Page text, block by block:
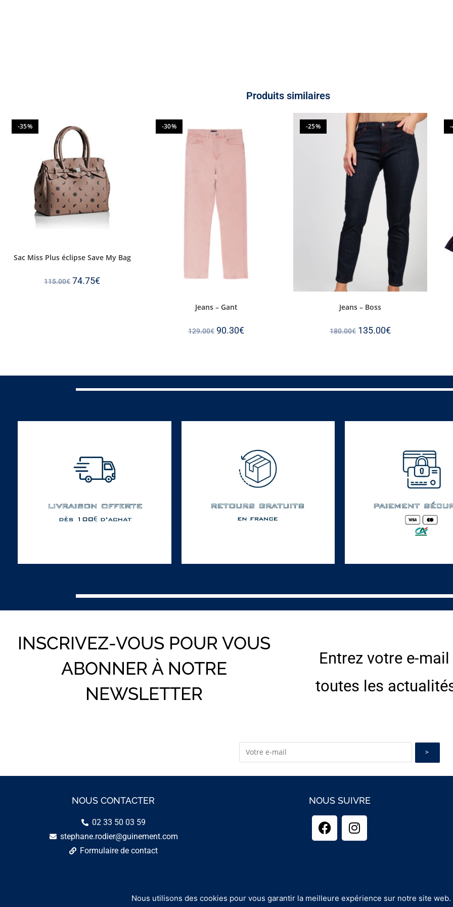
Produits similaires
-35%
Sac Miss Plus éclipse Save My Bag
115.00€ 74.75€
-30%
Jeans – Gant
129.00€ 90.30€
-25%
Jeans – Boss
180.00€ 135.00€
INSCRIVEZ-VOUS POUR VOUS
ABONNER À NOTRE
NEWSLETTER
Entrez votre e-
toutes les
NOUS CONTACTER
02 33 50 03 59
stephane.rodier@guinement.com
Formulaire de contact
NOUS SUIVRE
Copyright 2025 - GUINEMENT
Nous utilisons des cookies pour vous garantir la meilleure expérience sur notre site web.